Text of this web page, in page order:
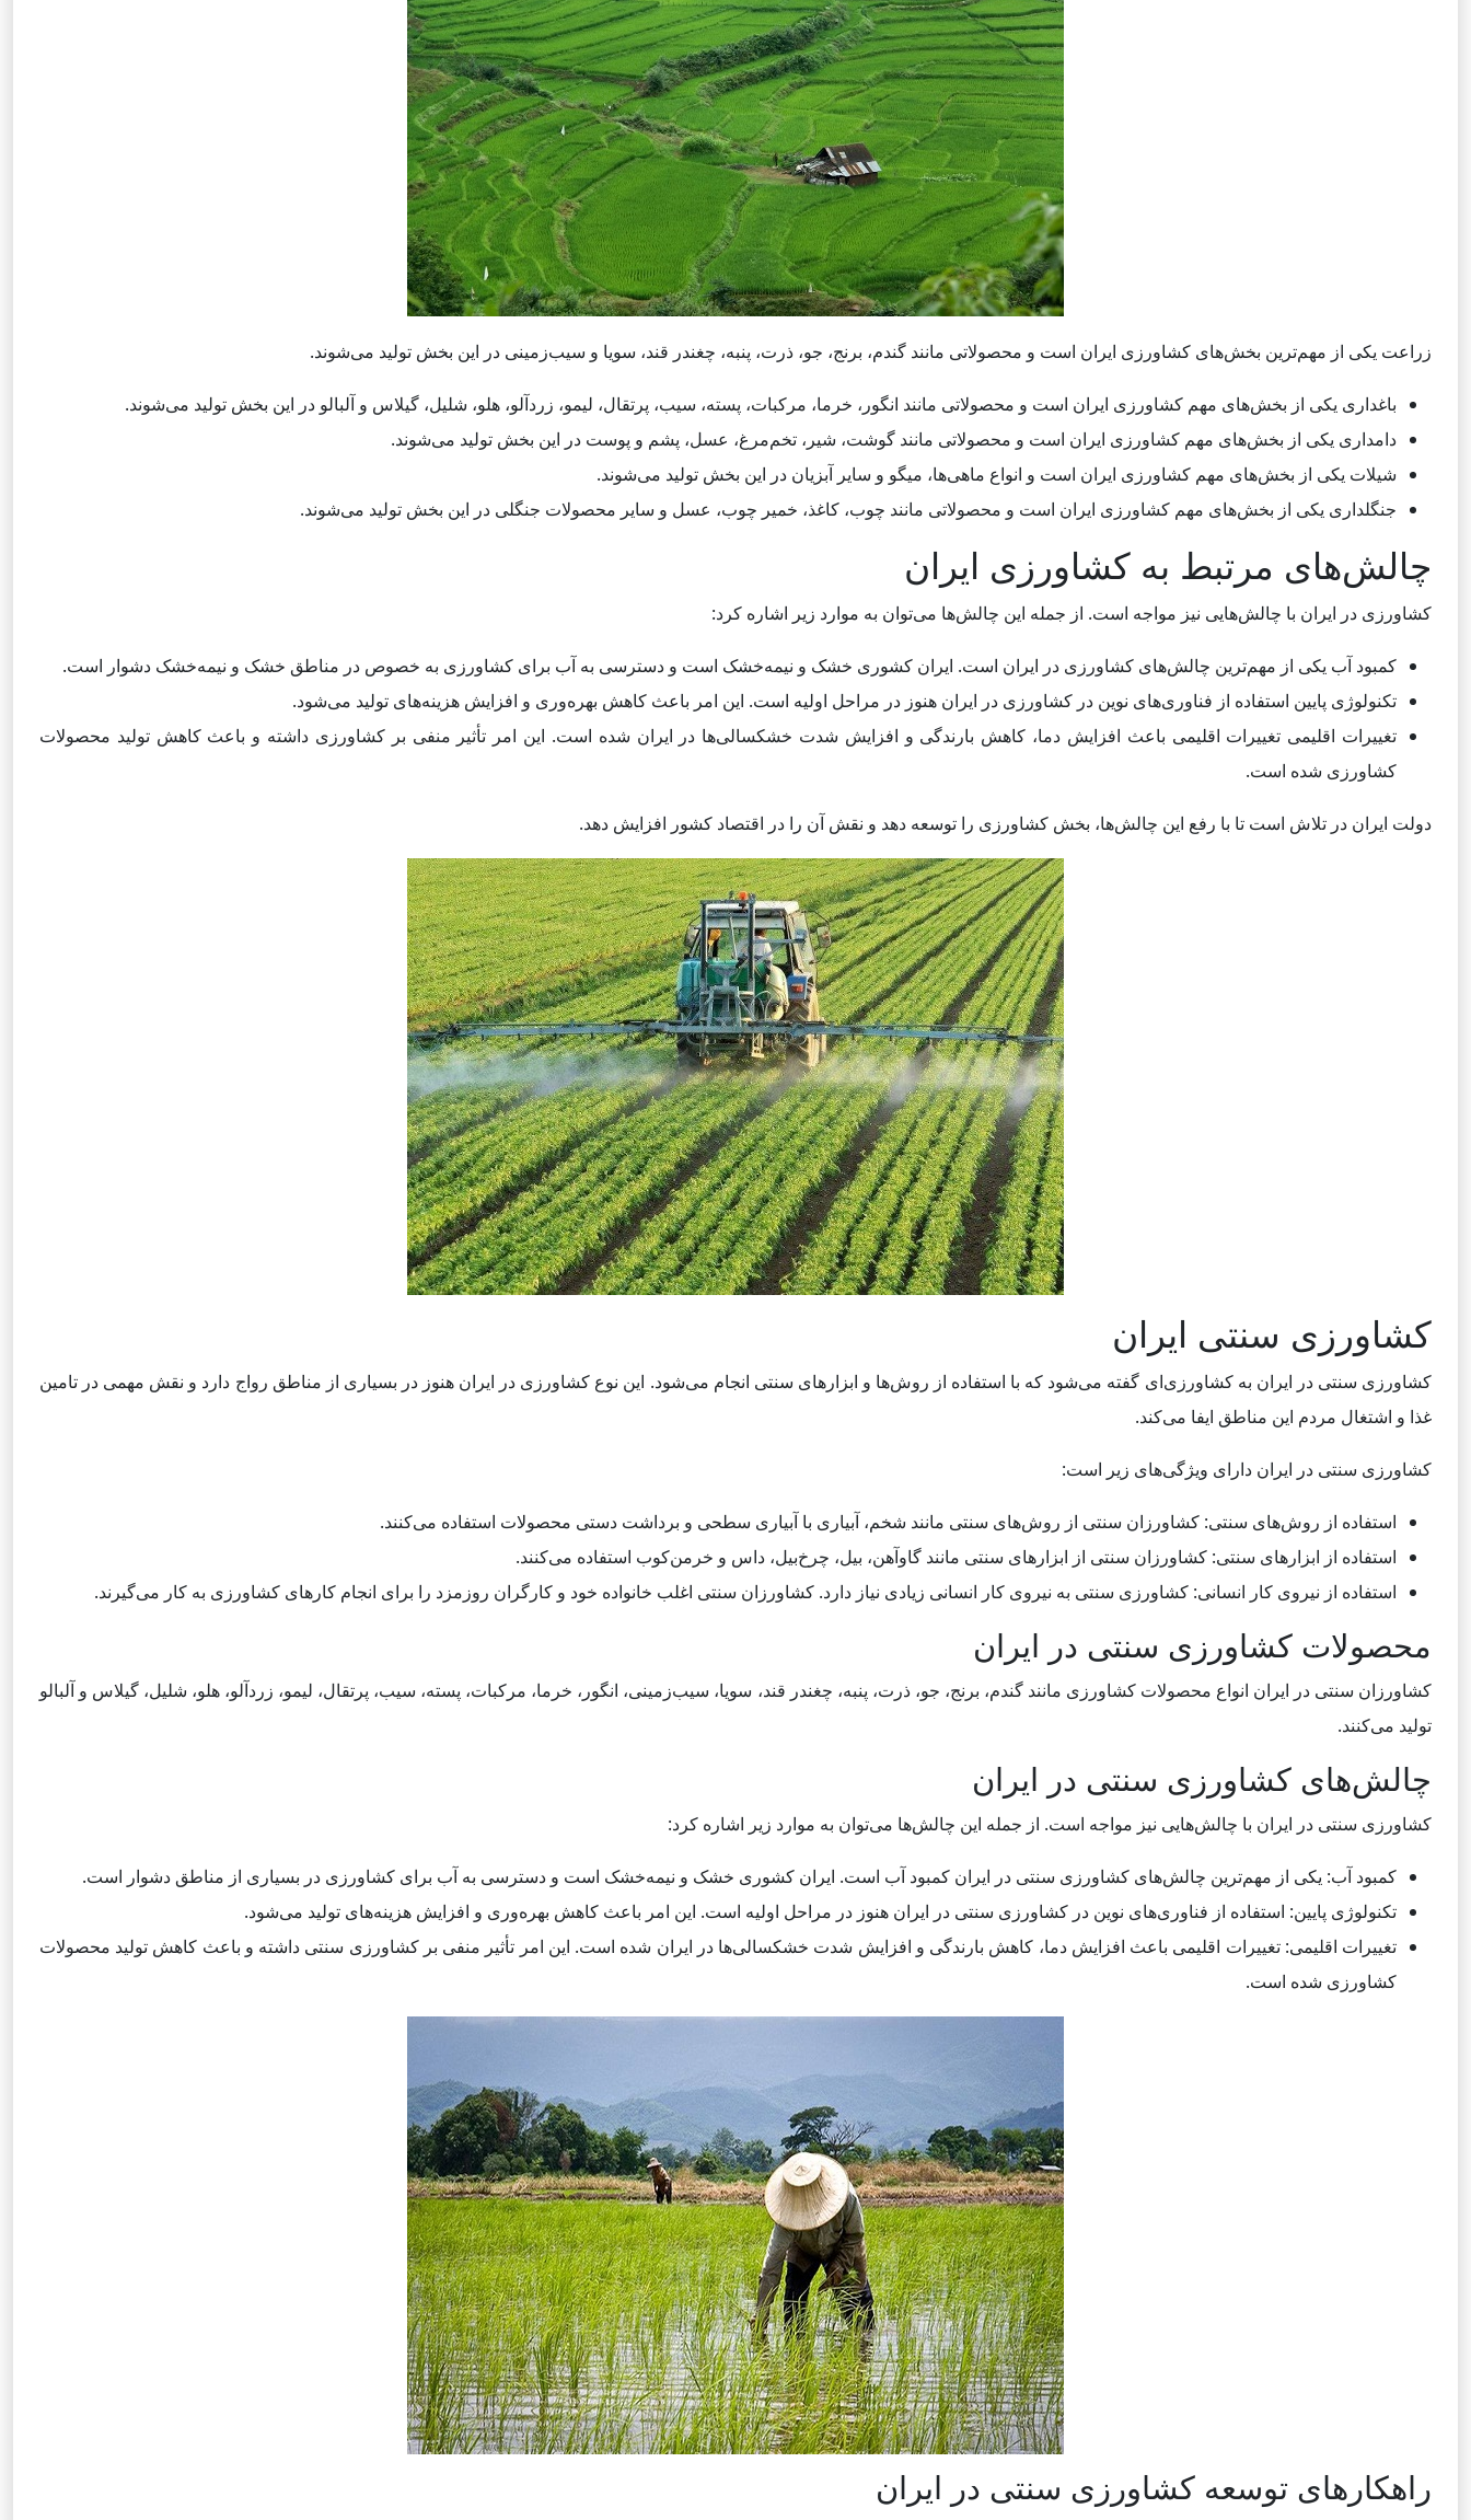
زراعت یکی از مهم‌ترین بخش‌های کشاورزی ایران است و محصولاتی مانند گندم، برنج، جو، ذرت، پنبه، چغندر قند، سویا و سیب‌زمینی در این بخش تولید می‌شوند.
باغداری یکی از بخش‌های مهم کشاورزی ایران است و محصولاتی مانند انگور، خرما، مرکبات، پسته، سیب، پرتقال، لیمو، زردآلو، هلو، شلیل، گیلاس و آلبالو در این بخش تولید می‌شوند.
دامداری یکی از بخش‌های مهم کشاورزی ایران است و محصولاتی مانند گوشت، شیر، تخم‌مرغ، عسل، پشم و پوست در این بخش تولید می‌شوند.
شیلات یکی از بخش‌های مهم کشاورزی ایران است و انواع ماهی‌ها، میگو و سایر آبزیان در این بخش تولید می‌شوند.
جنگلداری یکی از بخش‌های مهم کشاورزی ایران است و محصولاتی مانند چوب، کاغذ، خمیر چوب، عسل و سایر محصولات جنگلی در این بخش تولید می‌شوند.
چالش‌های مرتبط به کشاورزی ایران
کشاورزی در ایران با چالش‌هایی نیز مواجه است. از جمله این چالش‌ها می‌توان به موارد زیر اشاره کرد:
کمبود آب یکی از مهم‌ترین چالش‌های کشاورزی در ایران است. ایران کشوری خشک و نیمه‌خشک است و دسترسی به آب برای کشاورزی به خصوص در مناطق خشک و نیمه‌خشک دشوار است.
تکنولوژی پایین استفاده از فناوری‌های نوین در کشاورزی در ایران هنوز در مراحل اولیه است. این امر باعث کاهش بهره‌وری و افزایش هزینه‌های تولید می‌شود.
تغییرات اقلیمی تغییرات اقلیمی باعث افزایش دما، کاهش بارندگی و افزایش شدت خشکسالی‌ها در ایران شده است. این امر تأثیر منفی بر کشاورزی داشته و باعث کاهش تولید محصولات
کشاورزی شده است.
دولت ایران در تلاش است تا با رفع این چالش‌ها، بخش کشاورزی را توسعه دهد و نقش آن را در اقتصاد کشور افزایش دهد.
کشاورزی سنتی ایران
کشاورزی سنتی در ایران به کشاورزی‌ای گفته می‌شود که با استفاده از روش‌ها و ابزارهای سنتی انجام می‌شود. این نوع کشاورزی در ایران هنوز در بسیاری از مناطق رواج دارد و نقش مهمی در تامین
غذا و اشتغال مردم این مناطق ایفا می‌کند.
کشاورزی سنتی در ایران دارای ویژگی‌های زیر است:
استفاده از روش‌های سنتی: کشاورزان سنتی از روش‌های سنتی مانند شخم، آبیاری با آبیاری سطحی و برداشت دستی محصولات استفاده می‌کنند.
استفاده از ابزارهای سنتی: کشاورزان سنتی از ابزارهای سنتی مانند گاوآهن، بیل، چرخ‌بیل، داس و خرمن‌کوب استفاده می‌کنند.
استفاده از نیروی کار انسانی: کشاورزی سنتی به نیروی کار انسانی زیادی نیاز دارد. کشاورزان سنتی اغلب خانواده خود و کارگران روزمزد را برای انجام کارهای کشاورزی به کار می‌گیرند.
محصولات کشاورزی سنتی در ایران
کشاورزان سنتی در ایران انواع محصولات کشاورزی مانند گندم، برنج، جو، ذرت، پنبه، چغندر قند، سویا، سیب‌زمینی، انگور، خرما، مرکبات، پسته، سیب، پرتقال، لیمو، زردآلو، هلو، شلیل، گیلاس و آلبالو
تولید می‌کنند.
چالش‌های کشاورزی سنتی در ایران
کشاورزی سنتی در ایران با چالش‌هایی نیز مواجه است. از جمله این چالش‌ها می‌توان به موارد زیر اشاره کرد:
کمبود آب: یکی از مهم‌ترین چالش‌های کشاورزی سنتی در ایران کمبود آب است. ایران کشوری خشک و نیمه‌خشک است و دسترسی به آب برای کشاورزی در بسیاری از مناطق دشوار است.
تکنولوژی پایین: استفاده از فناوری‌های نوین در کشاورزی سنتی در ایران هنوز در مراحل اولیه است. این امر باعث کاهش بهره‌وری و افزایش هزینه‌های تولید می‌شود.
تغییرات اقلیمی: تغییرات اقلیمی باعث افزایش دما، کاهش بارندگی و افزایش شدت خشکسالی‌ها در ایران شده است. این امر تأثیر منفی بر کشاورزی سنتی داشته و باعث کاهش تولید محصولات
کشاورزی شده است.
راهکارهای توسعه کشاورزی سنتی در ایران